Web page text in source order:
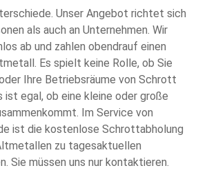
Unser Angebot richtet sich
als auch an Unternehmen. Wir
ab und zahlen obendrauf einen
Es spielt keine Rolle, ob Sie
Ihre Betriebsräume von Schrott
ist egal, ob eine kleine oder große
Im Service von
ist die kostenlose Schrottabholung
zu tagesaktuellen
Sie müssen uns nur kontaktieren.